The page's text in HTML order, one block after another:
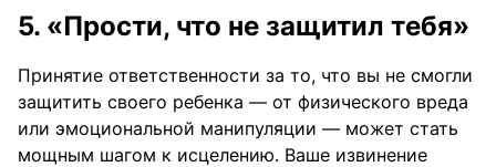
5. «Прости, что не защитил тебя»
Принятие ответственности за то, что вы не смогли
защитить своего ребенка — от физического вреда
или эмоциональной манипуляции — может стать
мощным шагом к исцелению. Ваше извинение